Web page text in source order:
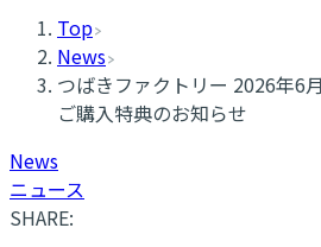
Top
News
つばきファクトリー 2026年6
ご購入特典のお知らせ
News
ニュース
SHARE: